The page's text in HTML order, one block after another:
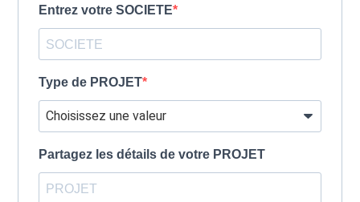
Entrez votre SOCIETE
Type de PROJET
Partagez les détails de votre PROJET